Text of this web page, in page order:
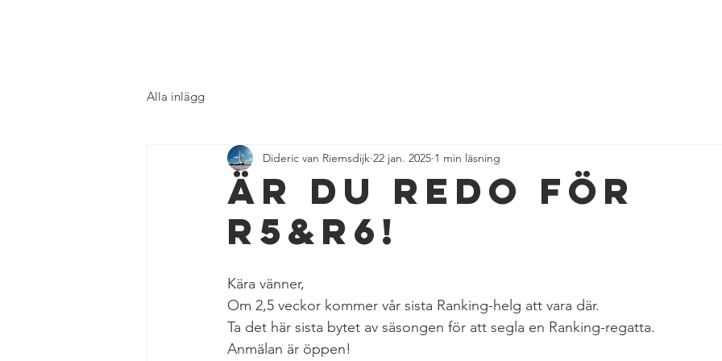
Alla inlägg
är du redo för
R5&R6!
Dideric van Riemsdijk 22 jan. 2025 1 min läsning
Kära vänner,
Om 2,5 veckor kommer vår sista Ranking-helg att vara där.
Ta det här sista bytet av säsongen för att segla en Ranking-regatta.
Anmälan är öppen!